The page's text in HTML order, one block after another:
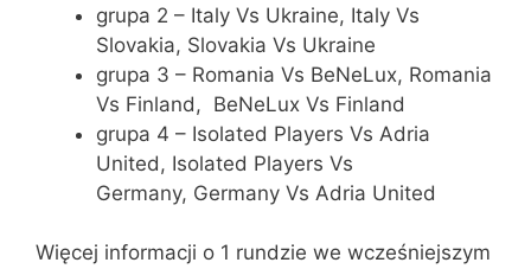
grupa 2 – Italy Vs Ukraine, Italy Vs
Slovakia, Slovakia Vs Ukraine
grupa 3 – Romania Vs BeNeLux, Romania
Vs Finland, BeNeLux Vs Finland
grupa 4 – Isolated Players Vs Adria
United, Isolated Players Vs
Germany, Germany Vs Adria United
Więcej informacji o 1 rundzie we wcześniejszym